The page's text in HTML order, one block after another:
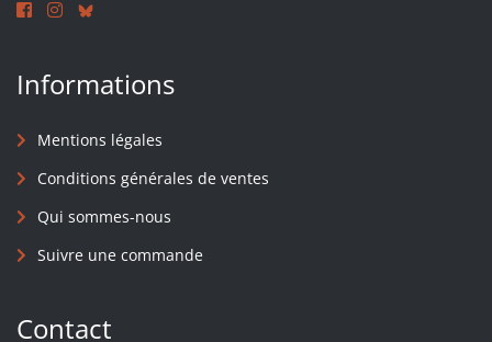
Informations
Mentions légales
Conditions générales de ventes
Qui sommes-nous
Suivre une commande
Contact